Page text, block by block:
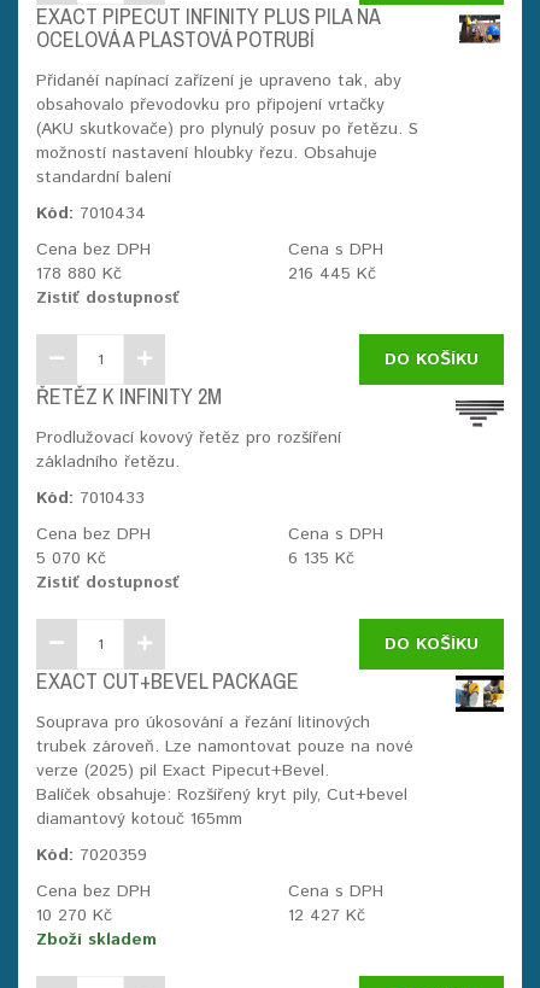
EXACT PIPECUT INFINITY PLUS PILA NA
OCELOVÁ A PLASTOVÁ POTRUBÍ
Přidanéí napínací zařízení je upraveno tak, aby
obsahovalo převodovku pro připojení vrtačky
(AKU skutkovače) pro plynulý posuv po řetězu. S
možností nastavení hloubky řezu. Obsahuje
standardní balení
Kód: 7010434
Cena bez DPH
178 880 Kč
Cena s DPH
216 445 Kč
Zistiť dostupnosť
DO KOŠÍKU
ŘETĚZ K INFINITY 2M
Prodlužovací kovový řetěz pro rozšíření
základního řetězu.
Kód: 7010433
Cena bez DPH
5 070 Kč
Cena s DPH
6 135 Kč
Zistiť dostupnosť
DO KOŠÍKU
EXACT CUT+BEVEL PACKAGE
Souprava pro úkosování a řezání litinových
trubek zároveň. Lze namontovat pouze na nové
verze (2025) pil Exact Pipecut+Bevel.
Balíček obsahuje: Rozšířený kryt pily, Cut+bevel
diamantový kotouč 165mm
Kód: 7020359
Cena bez DPH
10 270 Kč
Cena s DPH
12 427 Kč
Zboží skladem